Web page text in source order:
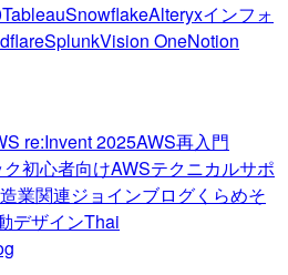
TableauSnowflakeAlteryxインフォ
SplunkVision OneNotion
re:Invent 2025AWS再入門
初心者向けAWSテクニカルサポ
業関連ジョインブログくらめそ
デザインThai